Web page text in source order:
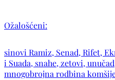
Ožalošćeni:
sinovi Ramiz, Senad, Rifet,
i Suada, snahe, zetovi,
mnogobrojna rodbina